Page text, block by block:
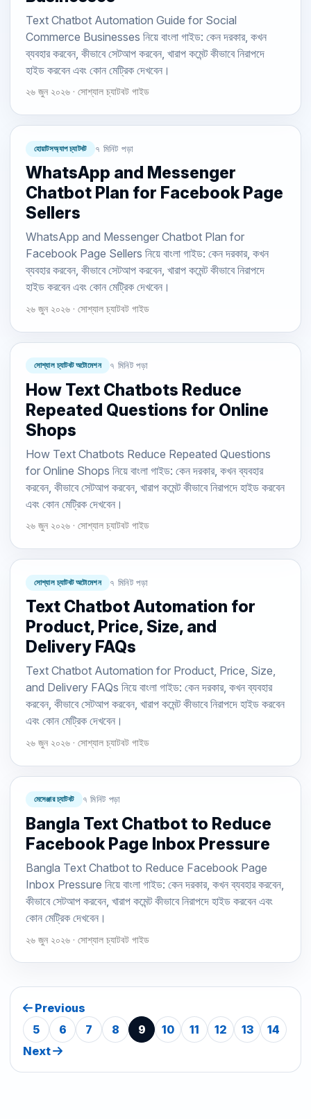
Text Chatbot Automation Guide for Social
Commerce Businesses নিয়ে বাংলা গাইড: কেন দরকার, কখন
ব্যবহার করবেন, কীভাবে সেটআপ করবেন, খারাপ কমেন্ট কীভাবে নিরাপদে
হাইড করবেন এবং কোন মেট্রিক দেখবেন।
২৬ জুন ২০২৬ · সোশ্যাল চ্যাটবট গাইড
হোয়াটসঅ্যাপ চ্যাটবট ৭ মিনিট পড়া
WhatsApp and Messenger
Chatbot Plan for Facebook Page
Sellers
WhatsApp and Messenger Chatbot Plan for
Facebook Page Sellers নিয়ে বাংলা গাইড: কেন দরকার, কখন
ব্যবহার করবেন, কীভাবে সেটআপ করবেন, খারাপ কমেন্ট কীভাবে নিরাপদে
হাইড করবেন এবং কোন মেট্রিক দেখবেন।
২৬ জুন ২০২৬ · সোশ্যাল চ্যাটবট গাইড
সোশ্যাল চ্যাটবট অটোমেশন ৭ মিনিট পড়া
How Text Chatbots Reduce
Repeated Questions for Online
Shops
How Text Chatbots Reduce Repeated Questions
for Online Shops নিয়ে বাংলা গাইড: কেন দরকার, কখন ব্যবহার
করবেন, কীভাবে সেটআপ করবেন, খারাপ কমেন্ট কীভাবে নিরাপদে হাইড করবেন
এবং কোন মেট্রিক দেখবেন।
২৬ জুন ২০২৬ · সোশ্যাল চ্যাটবট গাইড
সোশ্যাল চ্যাটবট অটোমেশন ৭ মিনিট পড়া
Text Chatbot Automation for
Product, Price, Size, and
Delivery FAQs
Text Chatbot Automation for Product, Price, Size,
and Delivery FAQs নিয়ে বাংলা গাইড: কেন দরকার, কখন ব্যবহার
করবেন, কীভাবে সেটআপ করবেন, খারাপ কমেন্ট কীভাবে নিরাপদে হাইড করবেন
এবং কোন মেট্রিক দেখবেন।
২৬ জুন ২০২৬ · সোশ্যাল চ্যাটবট গাইড
মেসেঞ্জার চ্যাটবট ৭ মিনিট পড়া
Bangla Text Chatbot to Reduce
Facebook Page Inbox Pressure
Bangla Text Chatbot to Reduce Facebook Page
Inbox Pressure নিয়ে বাংলা গাইড: কেন দরকার, কখন ব্যবহার করবেন,
কীভাবে সেটআপ করবেন, খারাপ কমেন্ট কীভাবে নিরাপদে হাইড করবেন এবং
কোন মেট্রিক দেখবেন।
২৬ জুন ২০২৬ · সোশ্যাল চ্যাটবট গাইড
Previous
5
6 7 8 9 10 11 12 13
14
Next